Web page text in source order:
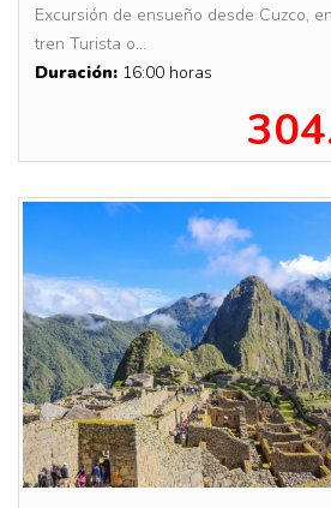
Excursión de ensueño desde Cuzco,
tren Turista o...
Duración: 16:00 horas